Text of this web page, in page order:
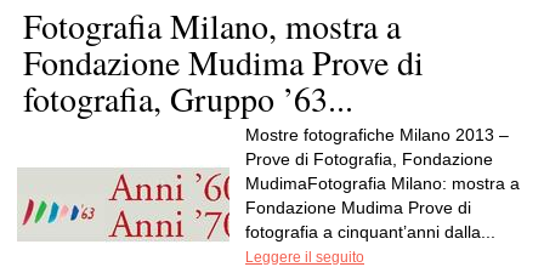
Fotografia Milano, mostra a
Fondazione Mudima Prove di
fotografia, Gruppo ’63...
Mostre fotografiche Milano 2013 –
Prove di Fotografia, Fondazione
MudimaFotografia Milano: mostra a
Fondazione Mudima Prove di
fotografia a cinquant’anni dalla...
Leggere il seguito